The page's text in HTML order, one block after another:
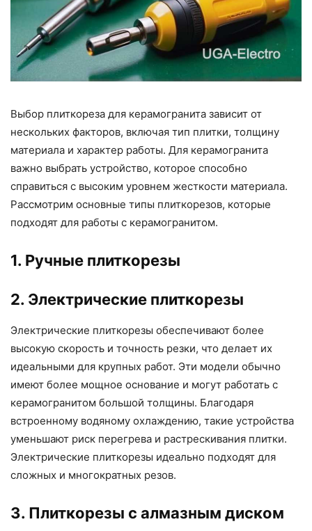
Выбор плиткореза для керамогранита зависит от
нескольких факторов, включая тип плитки, толщину
материала и характер работы. Для керамогранита
важно выбрать устройство, которое способно
справиться с высоким уровнем жесткости материала.
Рассмотрим основные типы плиткорезов, которые
подходят для работы с керамогранитом.
1. Ручные плиткорезы
2. Электрические плиткорезы
Электрические плиткорезы обеспечивают более
высокую скорость и точность резки, что делает их
идеальными для крупных работ. Эти модели обычно
имеют более мощное основание и могут работать с
керамогранитом большой толщины. Благодаря
встроенному водяному охлаждению, такие устройства
уменьшают риск перегрева и растрескивания плитки.
Электрические плиткорезы идеально подходят для
сложных и многократных резов.
3. Плиткорезы с алмазным диском